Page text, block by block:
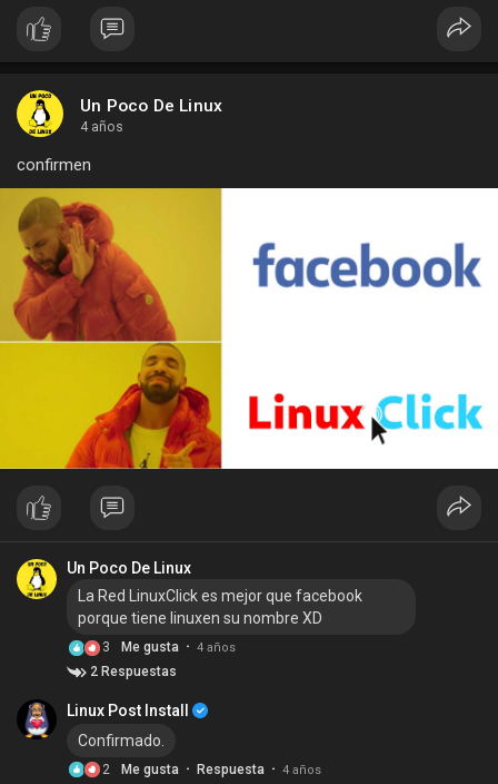
Un Poco De Linux
4 años
confirmen
Un Poco De Linux
La Red LinuxClick es mejor que facebook
porque tiene linuxen su nombre XD
3 Me gusta · 4 años
2 Respuestas
Linux Post Install
Confirmado.
2 Me gusta · Respuesta · 4 años